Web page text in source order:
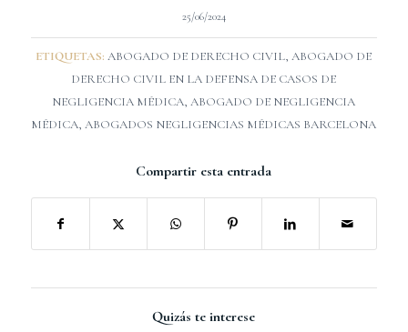
25/06/2024
ETIQUETAS: ABOGADO DE DERECHO CIVIL,ABOGADO DE
DERECHO CIVIL EN LA DEFENSA DE CASOS DE
NEGLIGENCIA MÉDICA,ABOGADO DE NEGLIGENCIA
MÉDICA,ABOGADOS NEGLIGENCIAS MÉDICAS BARCELONA
Compartir esta entrada
Quizás te interese